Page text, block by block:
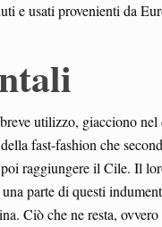
e usati provenienti da
utilizzo, giacciono nel
fast-fashion che
poi raggiungere il Cile. Il
parte di questi
Ciò che ne resta, ovvero